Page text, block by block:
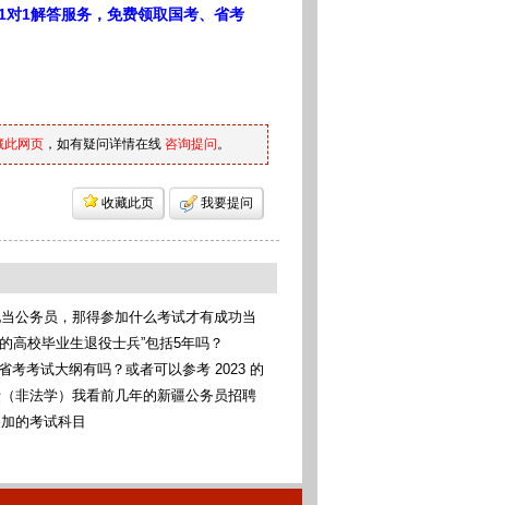
1解答服务，免费领取国考、省考
此网页 ，如有疑问详情在线 咨询提问。
收藏此页 我要提问
公务员，那得参加什么考试才有成功当
考统考
高校毕业生退役士兵”包括5年吗？
考考试大纲有吗？或者可以参考 2023 的
非法学）我看前几年的新疆公务员招聘
科法学类，我可以报考这些专业吗（本
的考试科目